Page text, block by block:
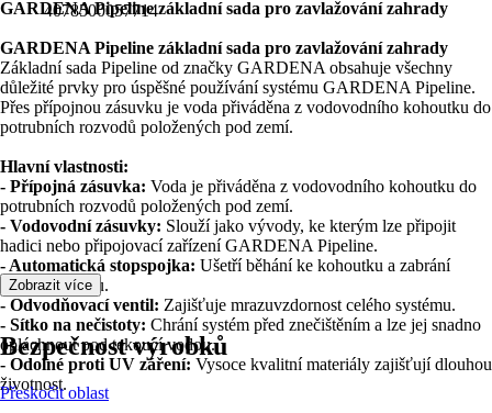
4078500057714
GARDENA Pipeline základní sada pro zavlažování zahrady
GARDENA Pipeline základní sada pro zavlažování zahrady
Základní sada Pipeline od značky GARDENA obsahuje všechny
důležité prvky pro úspěšné používání systému GARDENA Pipeline.
Přes přípojnou zásuvku je voda přiváděna z vodovodního kohoutku do
potrubních rozvodů položených pod zemí.
Hlavní vlastnosti:
- Přípojná zásuvka: Voda je přiváděna z vodovodního kohoutku do
potrubních rozvodů položených pod zemí.
- Vodovodní zásuvky: Slouží jako vývody, ke kterým lze připojit
hadici nebo připojovací zařízení GARDENA Pipeline.
- Automatická stopspojka: Ušetří běhání ke kohoutku a zabrání
plýtvání vodou.
- Odvodňovací ventil: Zajišťuje mrazuvzdornost celého systému.
- Sítko na nečistoty: Chrání systém před znečištěním a lze jej snadno
opláchnout pod tekoucí vodou.
- Odolné proti UV záření: Vysoce kvalitní materiály zajišťují dlouhou
životnost.
Zobrazit více
Bezpečnost výrobků
Přeskočit oblast